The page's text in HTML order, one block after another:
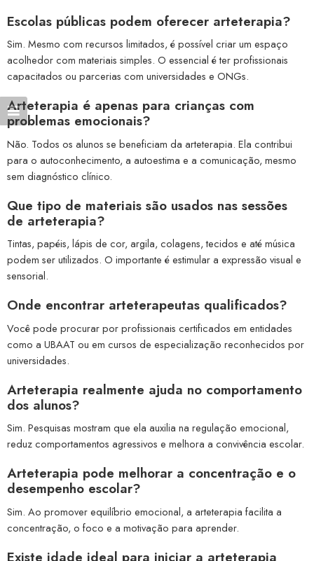
Escolas públicas podem oferecer arteterapia?
Sim. Mesmo com recursos limitados, é possível criar um espaço
acolhedor com materiais simples. O essencial é ter profissionais
capacitados ou parcerias com universidades e ONGs.
Arteterapia é apenas para crianças com
problemas emocionais?
Não. Todos os alunos se beneficiam da arteterapia. Ela contribui
para o autoconhecimento, a autoestima e a comunicação, mesmo
sem diagnóstico clínico.
Que tipo de materiais são usados nas sessões
de arteterapia?
Tintas, papéis, lápis de cor, argila, colagens, tecidos e até música
podem ser utilizados. O importante é estimular a expressão visual e
sensorial.
Onde encontrar arteterapeutas qualificados?
Você pode procurar por profissionais certificados em entidades
como a UBAAT ou em cursos de especialização reconhecidos por
universidades.
Arteterapia realmente ajuda no comportamento
dos alunos?
Sim. Pesquisas mostram que ela auxilia na regulação emocional,
reduz comportamentos agressivos e melhora a convivência escolar.
Arteterapia pode melhorar a concentração e o
desempenho escolar?
Sim. Ao promover equilíbrio emocional, a arteterapia facilita a
concentração, o foco e a motivação para aprender.
Existe idade ideal para iniciar a arteterapia